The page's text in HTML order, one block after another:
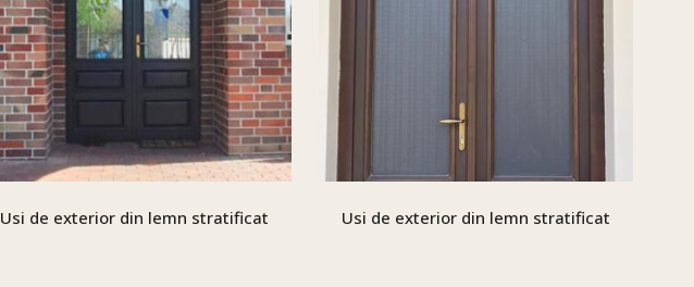
Usi de exterior din lemn stratificat Usi de exterior din lemn stratificat